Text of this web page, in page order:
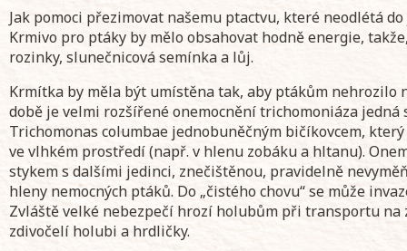
Jak pomoci přezimovat našemu ptactvu, které neodlétá
Krmivo pro ptáky by mělo obsahovat hodně energie,
rozinky, slunečnicová semínka a lůj.
Krmítka by měla být umístěna tak, aby ptákům nehrozilo
době je velmi rozšířené onemocnění trichomoniáza
Trichomonas columbae jednobuněčným bičíkovcem,
ve vlhkém prostředí (např. v hlenu zobáku a hltanu).
stykem s dalšími jedinci, znečištěnou, pravidelně
hleny nemocných ptáků. Do „čistého chovu“ se může
Zvláště velké nebezpečí hrozí holubům při transportu na
zdivočelí holubi a hrdličky.